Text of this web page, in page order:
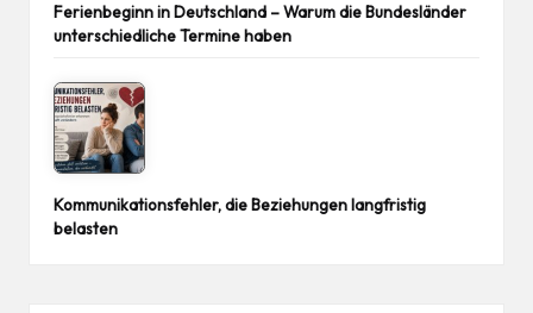
Ferienbeginn in Deutschland – Warum die Bundesländer
unterschiedliche Termine haben
Kommunikationsfehler, die Beziehungen langfristig
belasten